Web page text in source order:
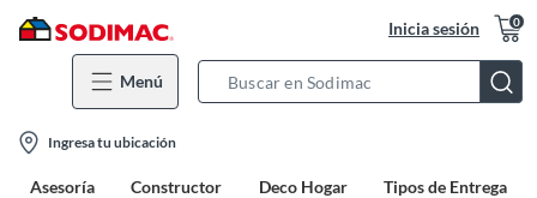
Inicia sesión 0
Menú
Bar
location-
icon
Ingresa tu ubicación
Asesoría Constructor Deco Hogar Tipos de Entrega